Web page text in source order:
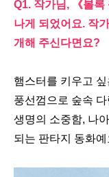
Q1. 작가님, 《볼록
나게 되었어요. 작
개해 주신다면요?
햄스터를 키우고
풍선껌으로 숲속
생명의 소중함, 나
되는 판타지 동화예